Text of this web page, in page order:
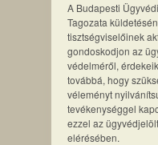
A Budapesti
Tagozata
tisztségviselőinek
gondoskodjon az
védelméről,
továbbá, hogy
véleményt
tevékenységgel
ezzel az
elérésében.